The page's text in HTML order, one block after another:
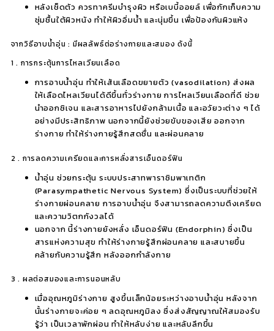
หลังเช็ดตัว ควรทาครีมบำรุงผิว หรือเบบี้ออยล์ เพื่อกักเก็บความ
ชุ่มชื้นใต้ผิวหนัง ทำให้ผิวอิ่มน้ำ และนุ่มขึ้น เพื่อป้องกันผิวแห้ง
จากวิธีอาบน้ำอุ่น : มีผลลัพธ์ต่อร่างกายและสมอง ดังนี้
1 . การกระตุ้นการไหลเวียนเลือด
การอาบน้ำอุ่น ทำให้เส้นเลือดขยายตัว (vasodilation) ส่งผล
ให้เลือดไหลเวียนได้ดีขึ้นทั่วร่างกาย การไหลเวียนเลือดที่ดี ช่วย
นำออกซิเจน และสารอาหารไปยังกล้ามเนื้อ และอวัยวะต่าง ๆ ได้
อย่างมีประสิทธิภาพ นอกจากนี้ยังช่วยขับของเสีย ออกจาก
ร่างกาย ทำให้ร่างกายรู้สึกสดชื่น และผ่อนคลาย
2 . การลดความเครียดและการหลั่งสารเอ็นดอร์ฟิน
น้ำอุ่น ช่วยกระตุ้น ระบบประสาทพาราซิมพาเทติก
(Parasympathetic Nervous System) ซึ่งเป็นระบบที่ช่วยให้
ร่างกายผ่อนคลาย การอาบน้ำอุ่น จึงสามารถลดความตึงเครียด
และความวิตกกังวลได้
นอกจาก นี้ร่างกายยังหลั่ง เอ็นดอร์ฟิน (Endorphin) ซึ่งเป็น
สารแห่งความสุข ทำให้ร่างกายรู้สึกผ่อนคลาย และสบายขึ้น
คล้ายกับความรู้สึก หลังออกกำลังกาย
3 . ผลต่อสมองและการนอนหลับ
เมื่ออุณหภูมิร่างกาย สูงขึ้นเล็กน้อยระหว่างอาบน้ำอุ่น หลังจาก
นั้นร่างกายจะค่อย ๆ ลดอุณหภูมิลง ซึ่งส่งสัญญาณให้สมองรับ
รู้ว่า เป็นเวลาพักผ่อน ทำให้หลับง่าย และหลับลึกขึ้น